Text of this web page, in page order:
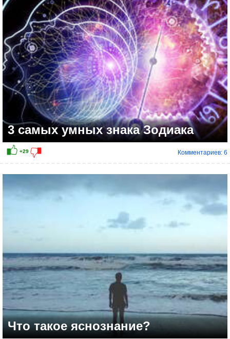
+18
3 самых умных знака Зодиака
Комментариев: 6
Что такое яснознание?